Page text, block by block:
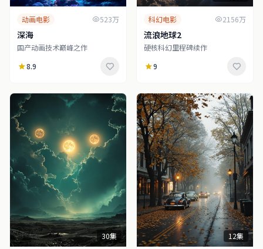
动画电影 523万
深海
国产动画技术巅峰之作
8.9
科幻电影 2156万
流浪地球2
硬核科幻里程碑续作
9
30集 12集